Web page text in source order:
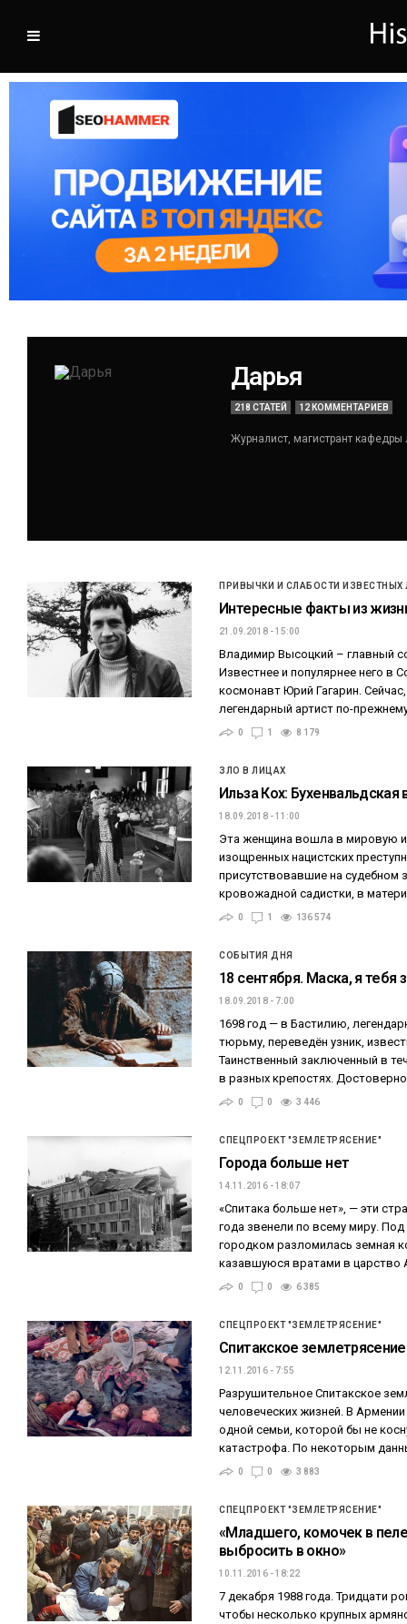
Дарья
218 СТАТЕЙ 12 КОММЕНТАРИЕВ
Журналист, магистрант кафедры
ПРИВЫЧКИ И СЛАБОСТИ
Интересные факты из
21.09.2018 - 15:00
Владимир Высоцкий – главный
Известнее и популярнее него в
космонавт Юрий Гагарин.
легендарный артист по-
0 1 8 179
ЗЛО В ЛИЦАХ
Ильза Кох: Бухенвальдская
18.09.2018 - 11:00
Эта женщина вошла в мировую
изощренных нацистских
присутствовавшие на судебном
кровожадной садистки, в
0 1 136 574
СОБЫТИЯ ДНЯ
18 сентября. Маска, я тебя
18.09.2018 - 7:00
1698 год — в Бастилию,
тюрьму, переведён узник,
Таинственный заключенный в
в разных крепостях.
0 0 3 446
СПЕЦПРОЕКТ "ЗЕМЛЕТРЯСЕНИЕ"
Города больше нет
14.11.2016 - 18:07
«Спитака больше нет», — эти
года звенели по всему миру.
городком разломилась земная
казавшуюся вратами в царство
0 0 6 385
СПЕЦПРОЕКТ "ЗЕМЛЕТРЯСЕНИЕ"
Спитакское
12.11.2016 - 7:55
Разрушительное Спитакское
человеческих жизней. В
одной семьи, которой бы не
катастрофа. По некоторым
0 0 3 883
СПЕЦПРОЕКТ "ЗЕМЛЕТРЯСЕНИЕ"
«Младшего, комочек в
выбросить в окно»
10.11.2016 - 18:22
7 декабря 1988 года. Тридцати
чтобы несколько крупных